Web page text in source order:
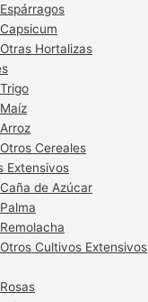
Espárragos
Capsicum
Otras Hortalizas
Trigo
Maíz
Arroz
Otros Cereales
Extensivos
Caña de Azúcar
Palma
Remolacha
Otros Cultivos Extensivos
Rosas